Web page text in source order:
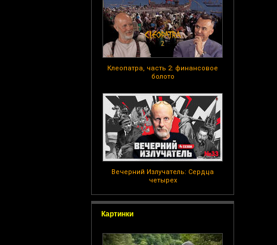
Клеопатра, часть 2: финансовое
болото
Вечерний Излучатель: Сердца
четырех
Картинки